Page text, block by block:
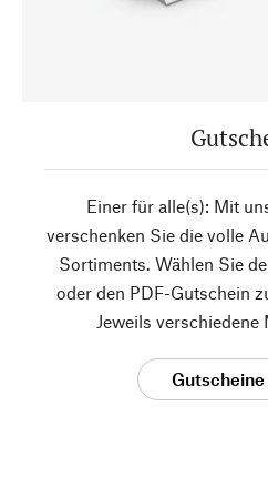
Einer für alle(s): Mit
verschenken Sie die volle
Sortiments. Wählen Sie
oder den PDF-Gutschein
Jeweils